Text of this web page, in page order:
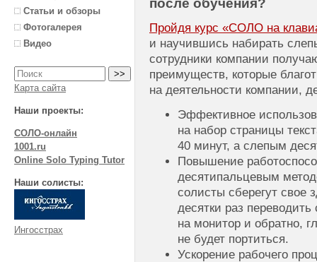
Статьи и обзоры
Фотогалерея
Видео
Карта сайта
Наши проекты:
СОЛО-онлайн
1001.ru
Online Solo Typing Tutor
Наши солисты:
Ингосстрах
после обучения?
Пройдя курс «СОЛО на
и научившись набирать
сотрудники компании
преимуществ, которые
на деятельности компании,
Эффективное
на набор страницы
40 минут, а слепым
Повышение
десятипальцевым
солисты сберегут свое
десятки раз
на монитор и обратно,
не будет портиться.
Ускорение рабочего